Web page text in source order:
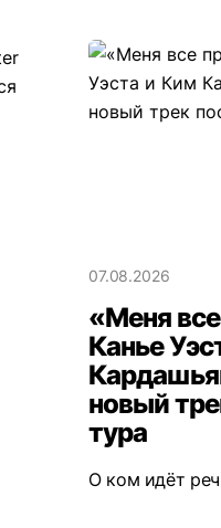
07.08.2026
«Меня
Канье
новый
тура
О ком идёт